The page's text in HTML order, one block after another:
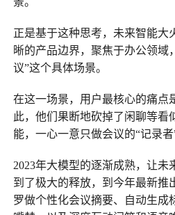
正是基于这种思考，未来智能大
晰的产品边界，聚焦于办公领域
议”这个具体场景。
在这一场景，用户最核心的痛点
此，他们果断地砍掉了闲聊等看
能，一心一意只做会议的“记录者
2023年大模型的逐渐成熟，让
到了极大的释放，到今年最新推
罗做个性化会议摘要、自动生成